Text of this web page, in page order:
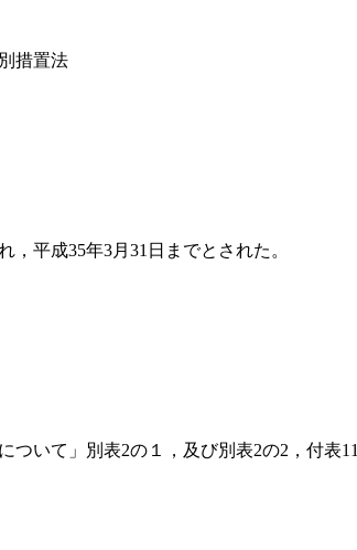
措置法
平成35年3月31日までとされた。
ついて」別表2の１，及び別表2の2，付表11